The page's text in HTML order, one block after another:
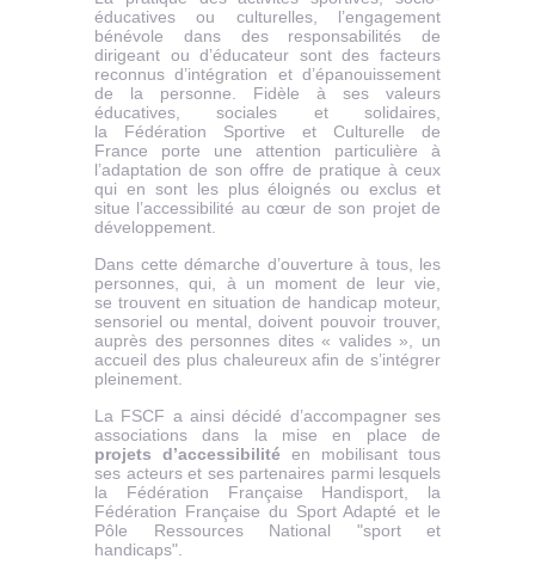
éducatives ou culturelles, l’engagement
bénévole dans des responsabilités de
dirigeant ou d’éducateur sont des facteurs
reconnus d’intégration et d’épanouissement
de la personne. Fidèle à ses valeurs
éducatives, sociales et solidaires,
la Fédération Sportive et Culturelle de
France porte une attention particulière à
l’adaptation de son offre de pratique à ceux
qui en sont les plus éloignés ou exclus et
situe l’accessibilité au cœur de son projet de
développement.
Dans cette démarche d’ouverture à tous, les
personnes, qui, à un moment de leur vie,
se trouvent en situation de handicap moteur,
sensoriel ou mental, doivent pouvoir trouver,
auprès des personnes dites « valides », un
accueil des plus chaleureux afin de s’intégrer
pleinement.
La FSCF a ainsi décidé d’accompagner ses
associations dans la mise en place de
projets d’accessibilité en mobilisant tous
ses acteurs et ses partenaires parmi lesquels
la Fédération Française Handisport, la
Fédération Française du Sport Adapté et le
Pôle Ressources National "sport et
handicaps".